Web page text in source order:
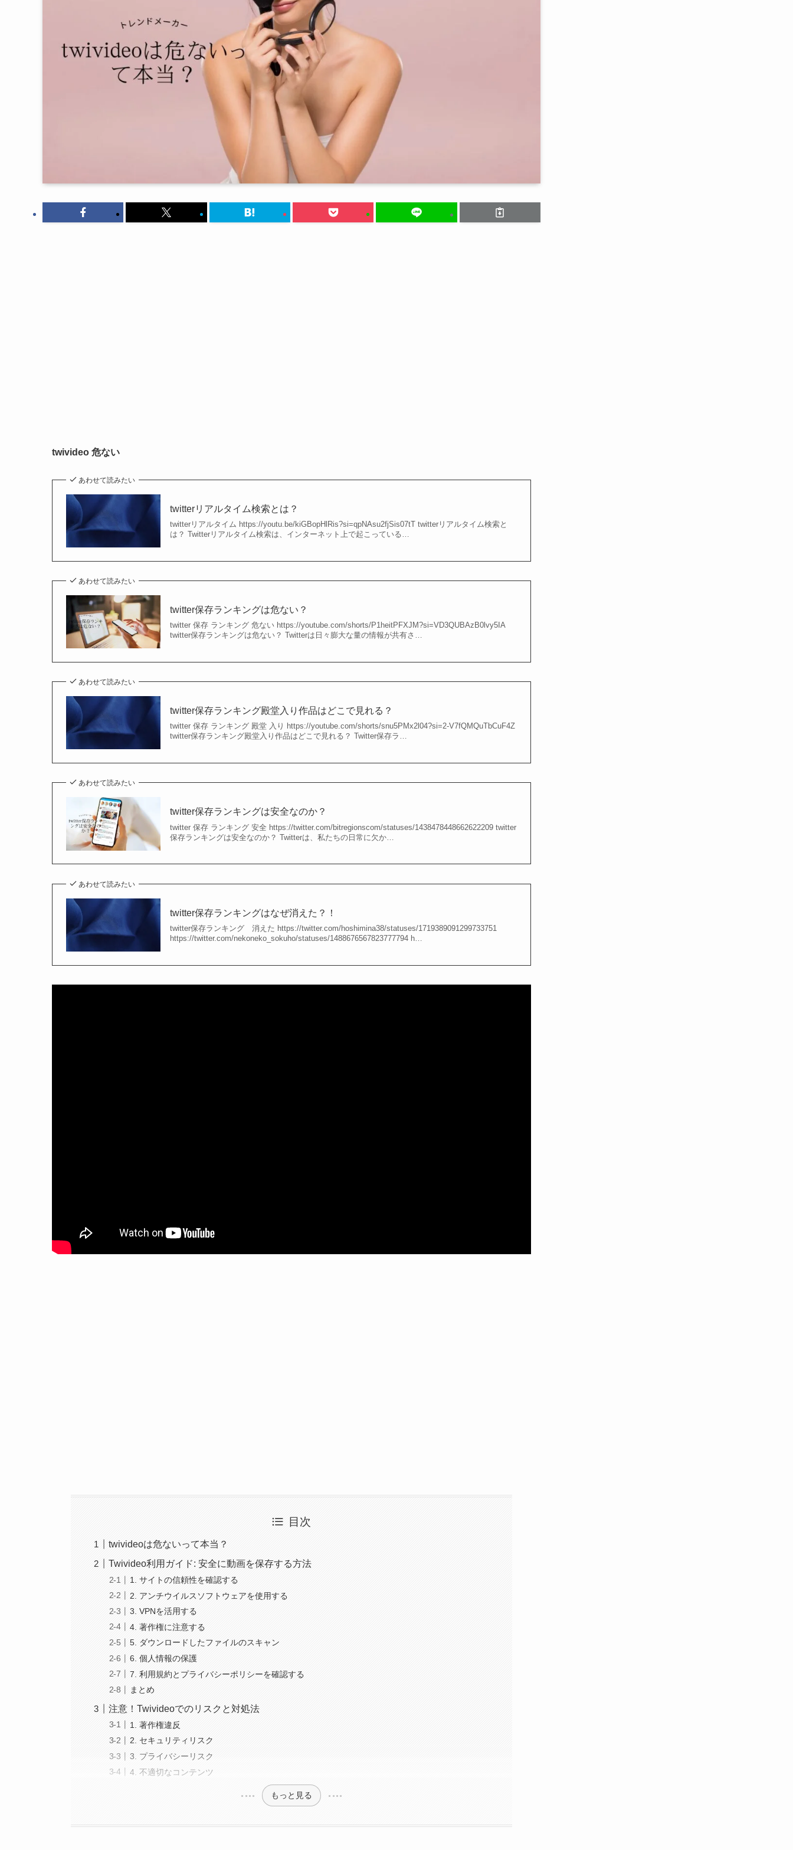
twivideo 危ない
あわせて読みたい
twitterリアルタイム検索とは？
twitterリアルタイム https://youtu.be/kiGBopHlRis?si=qpNAsu2fjSis07tT twitterリアルタイム検索と
は？ Twitterリアルタイム検索は、インターネット上で起こっている…
あわせて読みたい
twitter保存ランキングは危ない？
twitter 保存 ランキング 危ない https://youtube.com/shorts/P1heitPFXJM?si=VD3QUBAzB0lvy5IA
twitter保存ランキングは危ない？ Twitterは日々膨大な量の情報が共有さ…
あわせて読みたい
twitter保存ランキング殿堂入り作品はどこで見れる？
twitter 保存 ランキング 殿堂 入り https://youtube.com/shorts/snu5PMx2l04?si=2-V7fQMQuTbCuF4Z
twitter保存ランキング殿堂入り作品はどこで見れる？ Twitter保存ラ…
あわせて読みたい
twitter保存ランキングは安全なのか？
twitter 保存 ランキング 安全 https://twitter.com/bitregionscom/statuses/1438478448662622209 twitter
保存ランキングは安全なのか？ Twitterは、私たちの日常に欠か…
あわせて読みたい
twitter保存ランキングはなぜ消えた？！
twitter保存ランキング 消えた https://twitter.com/hoshimina38/statuses/1719389091299733751
https://twitter.com/nekoneko_sokuho/statuses/1488676567823777794 h…
目次
twivideoは危ないって本当？
Twivideo利用ガイド: 安全に動画を保存する方法
1. サイトの信頼性を確認する
2. アンチウイルスソフトウェアを使用する
3. VPNを活用する
4. 著作権に注意する
5. ダウンロードしたファイルのスキャン
6. 個人情報の保護
7. 利用規約とプライバシーポリシーを確認する
まとめ
注意！Twivideoでのリスクと対処法
1. 著作権違反
2. セキュリティリスク
3. プライバシーリスク
4. 不適切なコンテンツ
もっと見る